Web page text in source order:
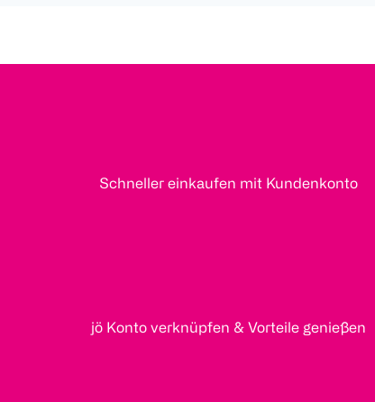
Schneller einkaufen mit Kundenkonto
jö Konto verknüpfen & Vorteile genießen